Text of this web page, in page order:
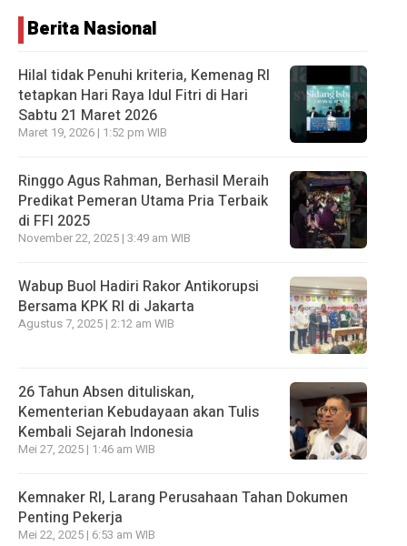
Berita Nasional
Hilal tidak Penuhi kriteria, Kemenag RI
tetapkan Hari Raya Idul Fitri di Hari
Sabtu 21 Maret 2026
Maret 19, 2026 | 1:52 pm WIB
Ringgo Agus Rahman, Berhasil Meraih
Predikat Pemeran Utama Pria Terbaik
di FFI 2025
November 22, 2025 | 3:49 am WIB
Wabup Buol Hadiri Rakor Antikorupsi
Bersama KPK RI di Jakarta
Agustus 7, 2025 | 2:12 am WIB
26 Tahun Absen dituliskan,
Kementerian Kebudayaan akan Tulis
Kembali Sejarah Indonesia
Mei 27, 2025 | 1:46 am WIB
Kemnaker RI, Larang Perusahaan Tahan Dokumen
Penting Pekerja
Mei 22, 2025 | 6:53 am WIB